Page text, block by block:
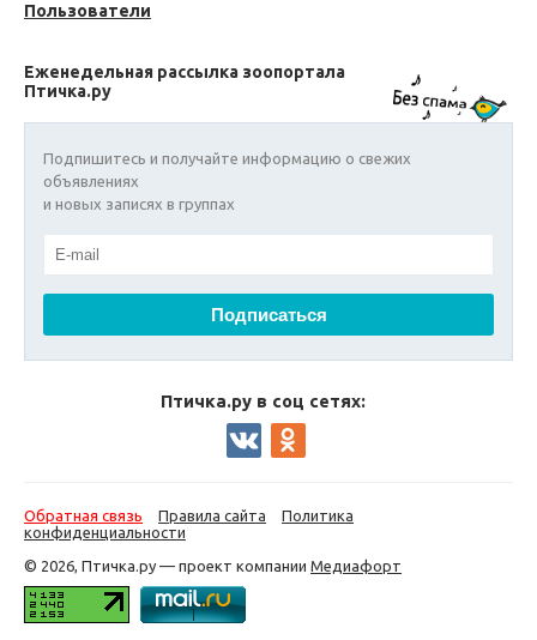
Пользователи
Еженедельная рассылка зоопортала
Птичка.ру
Подпишитесь и получайте информацию о свежих
объявлениях
и новых записях в группах
Птичка.ру в соц сетях:
Обратная связь Правила сайта
Политика
конфиденциальности
© 2026, Птичка.ру — проект компании Медиафорт